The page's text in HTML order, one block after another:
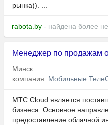
рынка)). ...
rabota.by - найдена более
Менеджер по продажам
Минск
компания: Мобильные
МТС Cloud является
бизнеса. Основное
предоставление облачной